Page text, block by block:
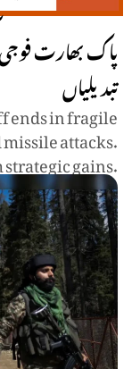
پاک بھارت فوجی
تبدیلیاں
in fragile
attacks.
gains.